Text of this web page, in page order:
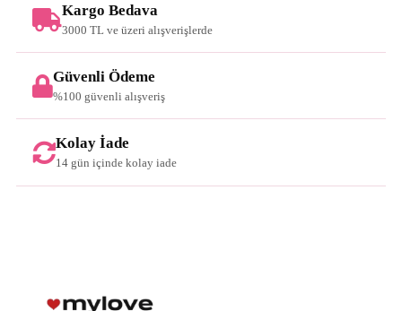
Kargo Bedava
3000 TL ve üzeri alışverişlerde
Güvenli Ödeme
%100 güvenli alışveriş
Kolay İade
14 gün içinde kolay iade